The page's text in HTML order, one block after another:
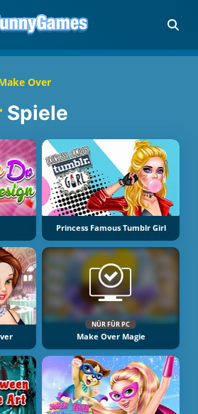
Over
Spiele
Princess Famous Tumblr Girl
NÜR FÜR PC
Make Over Magie